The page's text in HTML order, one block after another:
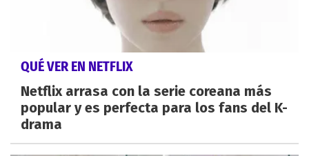
QUÉ VER EN NETFLIX
Netflix arrasa con la serie coreana más
popular y es perfecta para los fans del K-
drama